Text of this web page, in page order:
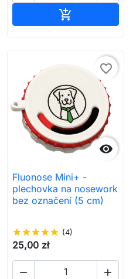


favorite_border
Fluonose Mini+ -
plechovka na nosework
bez označení (5 cm)
starstarstarstarstar (4)
25,00 zł
 